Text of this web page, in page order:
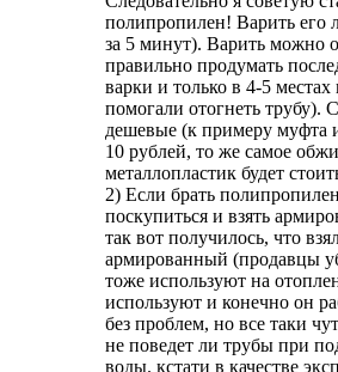
полипропилен! Варить его
за 5 минут). Варить можно
правильно продумать
варки и только в 4-5
помогали отогнеть трубу).
дешевые (к примеру муфта
10 рублей, то же самое
металлопластик будет
2) Если брать
поскупиться и взять
так вот получилось, что
армированный (продавцы
тоже используют на
используют и конечно он
без проблем, но все таки
не поведет ли трубы при
воды. кстати в качестве